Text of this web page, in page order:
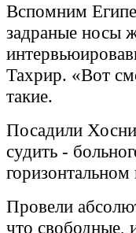
Вспомним
задраные носы
Тахрир. «Вот
такие.
Посадили
судить -
Провели
что свободные,